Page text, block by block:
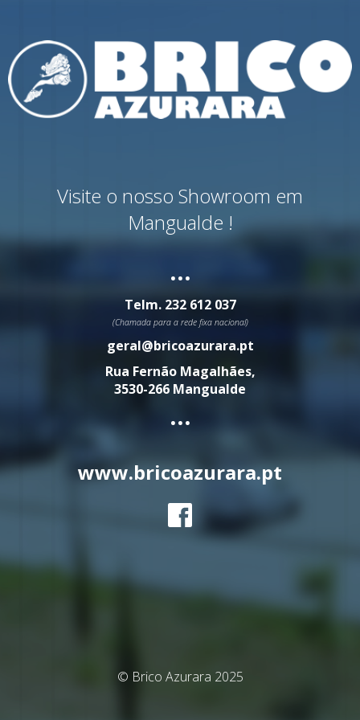
Visite o nosso Showroom em
Mangualde !
...
Telm. 232 612 037
(Chamada para a rede fixa nacional)
geral@bricoazurara.pt
Rua Fernão Magalhães,
3530-266 Mangualde
...
www.bricoazurara.pt
© Brico Azurara 2025